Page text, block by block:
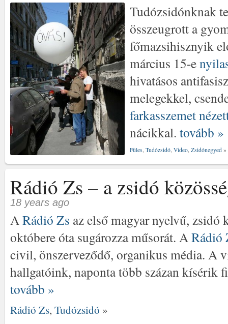
Tudózsidónknak
összeugrott a
főmazsihisznyik
március 15-e
hivatásos
melegekkel,
farkasszemet
nácikkal. tovább »
Füles Tudózsidó Video Zsidónegyed »
Rádió Zs – a zsidó
18 years ago
A Rádió Zs az első magyar nyelvű, zsidó
októbere óta sugározza műsorát. A Rádió
civil, önszerveződő, organikus média. A
hallgatóink, naponta több százan kísérik
tovább »
Rádió Zs, Tudózsidó »